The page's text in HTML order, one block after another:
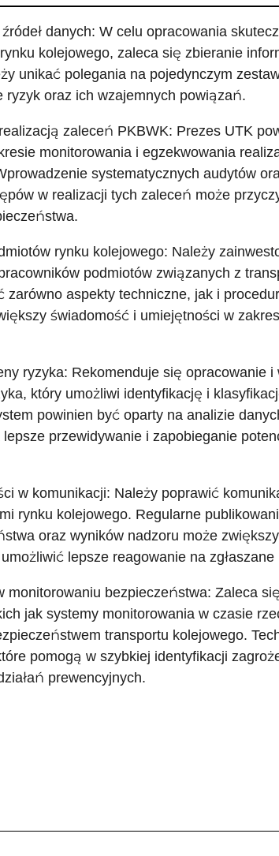
danych: W celu opracowania
kolejowego, zaleca się zbieranie
unikać polegania na pojedynczym
ryzyk oraz ich wzajemnych powiązań.
zaleceń PKBWK: Prezes UTK
monitorowania i egzekwowania
systematycznych audytów
w realizacji tych zaleceń może
rynku kolejowego: Należy
podmiotów związanych z
zarówno aspekty techniczne, jak i
świadomość i umiejętności w
ryzyka: Rekomenduje się opracowanie i
który umożliwi identyfikację i
powinien być oparty na analizie
przewidywanie i zapobieganie
w komunikacji: Należy poprawić
rynku kolejowego. Regularne
oraz wyników nadzoru może
lepsze reagowanie na zgłaszane
monitorowaniu bezpieczeństwa: Zaleca
jak systemy monitorowania w czasie
transportu kolejowego.
pomogą w szybkiej identyfikacji
prewencyjnych.